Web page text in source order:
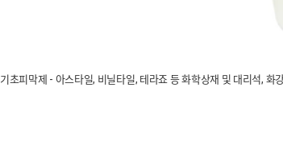
기초피막제 - 아스타일, 비닐타일, 테라죠 등 화학상재 및 대리석,